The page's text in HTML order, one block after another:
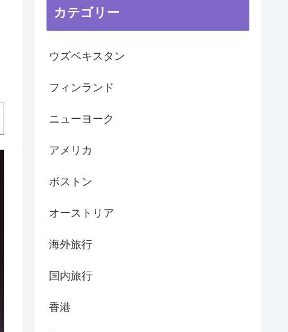
カテゴリー
ウズベキスタン
フィンランド
ニューヨーク
アメリカ
ボストン
オーストリア
海外旅行
国内旅行
香港